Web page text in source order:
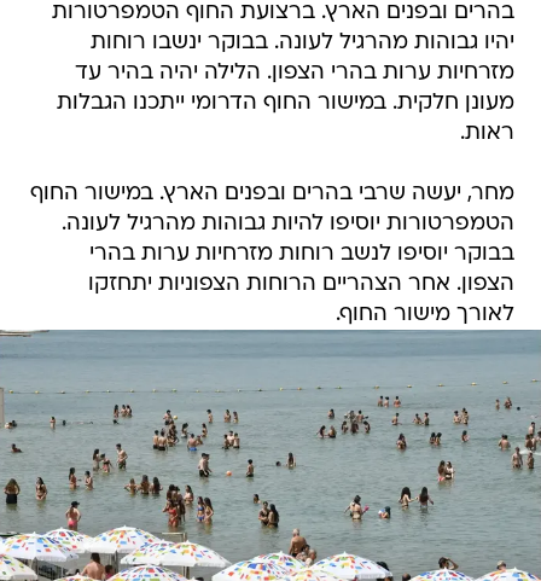
בהרים ובפנים הארץ. ברצועת החוף הטמפרטורות
יהיו גבוהות מהרגיל לעונה. בבוקר ינשבו רוחות
מזרחיות ערות בהרי הצפון. הלילה יהיה בהיר עד
מעונן חלקית. במישור החוף הדרומי ייתכנו הגבלות
ראות.
מחר, יעשה שרבי בהרים ובפנים הארץ. במישור החוף
הטמפרטורות יוסיפו להיות גבוהות מהרגיל לעונה.
בבוקר יוסיפו לנשב רוחות מזרחיות ערות בהרי
הצפון. אחר הצהריים הרוחות הצפוניות יתחזקו
לאורך מישור החוף.